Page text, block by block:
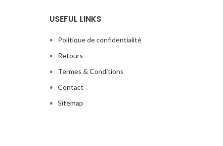
USEFUL LINKS
Politique de confidentialité
Retours
Termes & Conditions
Contact
Sitemap